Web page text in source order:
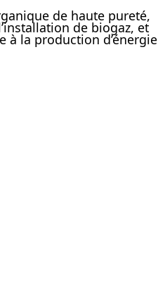
de haute pureté,
de biogaz, et
à la production d’énergie